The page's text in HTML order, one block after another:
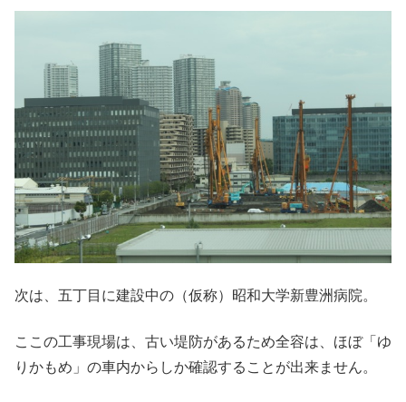
次は、五丁目に建設中の（仮称）昭和大学新豊洲病院。
ここの工事現場は、古い堤防があるため全容は、ほぼ「ゆ
りかもめ」の車内からしか確認することが出来ません。